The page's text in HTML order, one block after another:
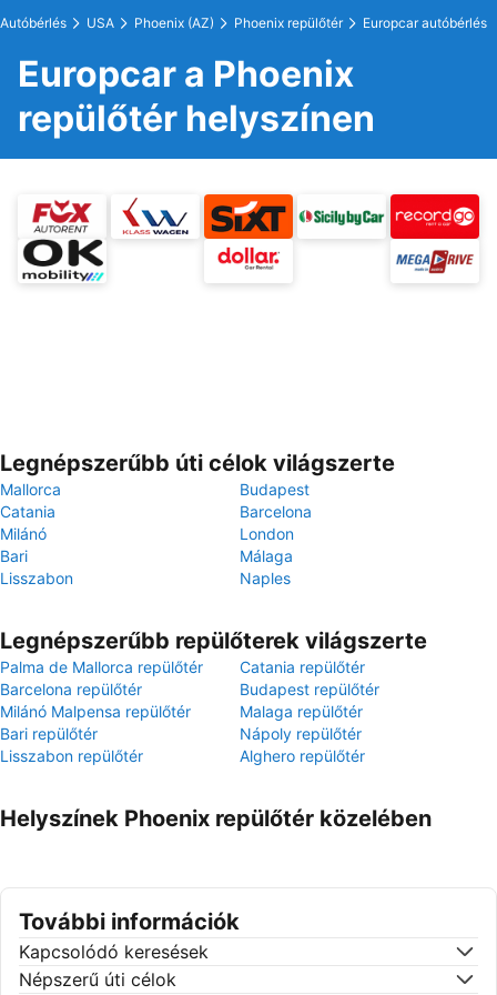
Autóbérlés USA Phoenix (AZ) Phoenix repülőtér Europcar autóbérlés
Europcar a Phoenix
repülőtér helyszínen
Legnépszerűbb úti célok világszerte
Mallorca
Budapest
Catania
Barcelona
Milánó
London
Bari
Málaga
Lisszabon
Naples
Legnépszerűbb repülőterek világszerte
Palma de Mallorca repülőtér
Catania repülőtér
Barcelona repülőtér
Budapest repülőtér
Milánó Malpensa repülőtér
Malaga repülőtér
Bari repülőtér
Nápoly repülőtér
Lisszabon repülőtér
Alghero repülőtér
Helyszínek Phoenix repülőtér közelében
További információk
Kapcsolódó keresések
Népszerű úti célok